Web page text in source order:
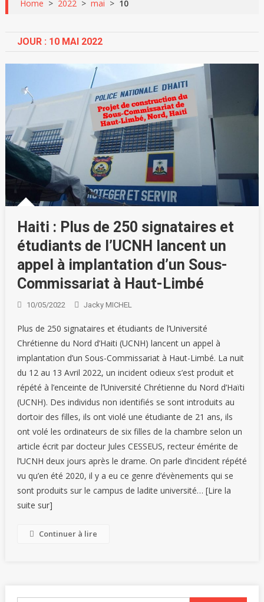
Home > 2022 > mai > 10
JOUR : 10 MAI 2022
Haiti : Plus de 250 signataires et
étudiants de l’UCNH lancent un
appel à implantation d’un Sous-
Commissariat à Haut-Limbé
10/05/2022 Jacky MICHEL
Plus de 250 signataires et étudiants de l’Université
Chrétienne du Nord d’Haiti (UCNH) lancent un appel à
implantation d’un Sous-Commissariat à Haut-Limbé. La nuit
du 12 au 13 Avril 2022, un incident odieux s’est produit et
répété à l’enceinte de l’Université Chrétienne du Nord d’Haïti
(UCNH). Des individus non identifiés se sont introduits au
dortoir des filles, ils ont violé une étudiante de 21 ans, ils
ont volé les ordinateurs de six filles de la chambre selon un
article écrit par docteur Jules CESSEUS, recteur émérite de
l’UCNH deux jours après le drame. On parle d’incident répété
vu qu’en été 2020, il y a eu ce genre d’évènements qui se
sont produits sur le campus de ladite université… [Lire la
suite sur]
Continuer à lire